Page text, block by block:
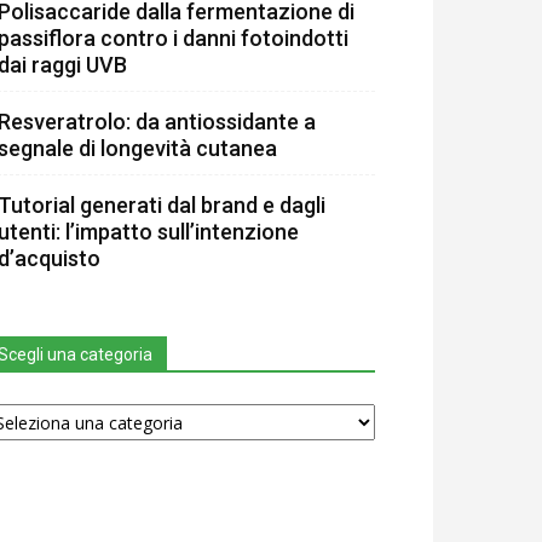
Polisaccaride dalla fermentazione di
passiflora contro i danni fotoindotti
dai raggi UVB
Resveratrolo: da antiossidante a
di longevità cutanea
Tutorial generati dal brand e dagli
utenti: l’impatto sull’intenzione
d’acquisto
una categoria